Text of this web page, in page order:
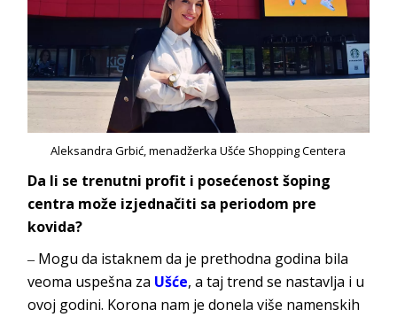
Aleksandra Grbić, menadžerka Ušće Shopping Centera
Da li se trenutni profit i posećenost šoping
centra može izjednačiti sa periodom pre
kovida?
‒ Mogu da istaknem da je prethodna godina bila
veoma uspešna za Ušće, a taj trend se nastavlja i u
ovoj godini. Korona nam je donela više namenskih